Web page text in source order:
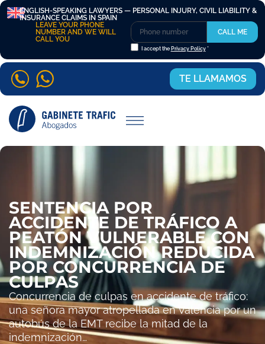
ENGLISH-SPEAKING LAWYERS — PERSONAL INJURY, CIVIL LIABILITY &
INSURANCE CLAIMS IN SPAIN
LEAVE YOUR PHONE
NUMBER AND WE WILL
CALL YOU
I accept the Privacy Policy*
CALL ME
TE LLAMAMOS
SENTENCIA POR
ACCIDENTE DE TRÁFICO A
PEATÓN VULNERABLE CON
INDEMNIZACIÓN REDUCIDA
POR CONCURRENCIA DE
CULPAS
Concurrencia de culpas en accidente de tráfico:
una señora mayor atropellada en Valencia por un
autobús de la EMT recibe la mitad de la
indemnización…